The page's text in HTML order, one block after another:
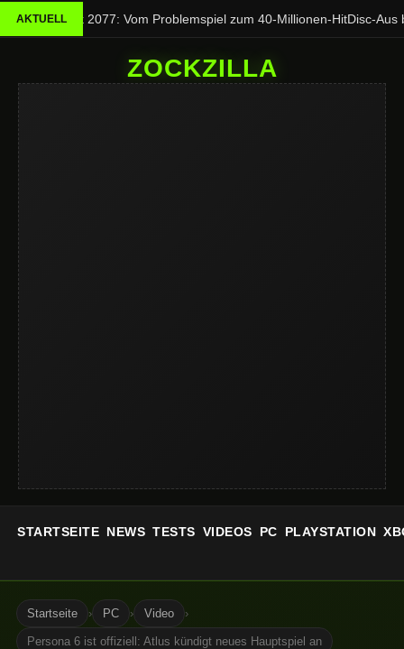
AKTUELL
Cyberpunk 2077: Vom Problemspiel zum 40-Millionen-HitDisc-Aus
ZOCKZILLA
STARTSEITE NEWS TESTS VIDEOS PC PLAYSTATION
Startseite › PC › Video ›
Persona 6 ist offiziell: Atlus kündigt neues Hauptspiel an